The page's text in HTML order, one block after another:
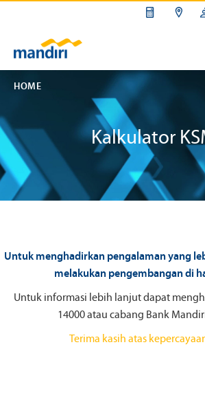
HOME
Kalkulator
Untuk menghadirkan pengalaman yang
melakukan pengembangan di
Untuk informasi lebih lanjut dapat
14000 atau cabang Bank
Terima kasih atas